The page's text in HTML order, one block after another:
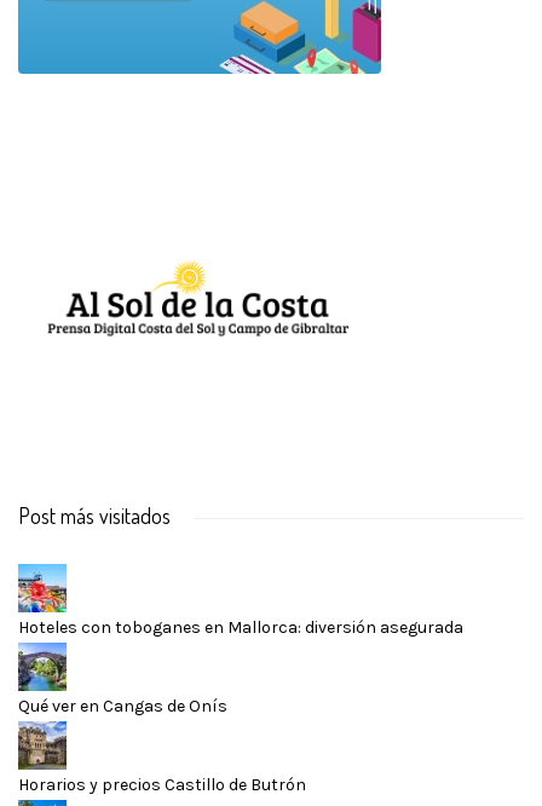
Post más visitados
Hoteles con toboganes en Mallorca: diversión asegurada
Qué ver en Cangas de Onís
Horarios y precios Castillo de Butrón